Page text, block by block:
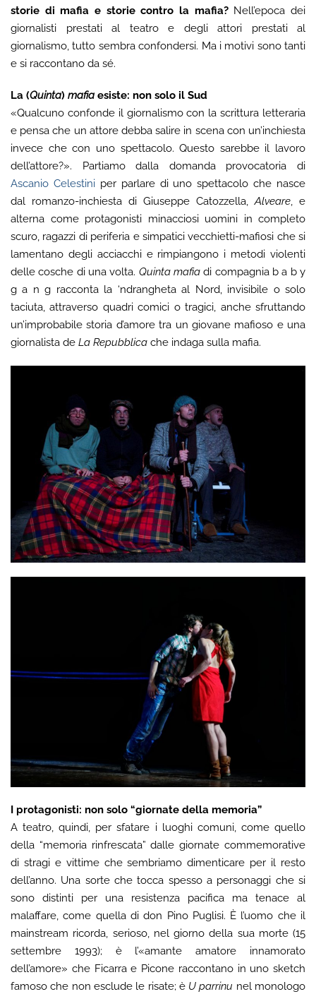
storie di mafia e storie contro la mafia?Nell’epoca dei
giornalisti prestati al teatro e degli attori prestati al
giornalismo, tutto sembra confondersi. Ma i motivi sono tanti
e si raccontano da sé.
La (Quinta) mafiaesiste: non solo il Sud
«Qualcuno confonde il giornalismo con la scrittura letteraria
e pensa che un attore debba salire in scena con un’inchiesta
invece che con uno spettacolo. Questo sarebbe il lavoro
dell’attore?». Partiamo dalla domanda provocatoria di
Ascanio Celestiniper parlare di uno spettacolo che nasce
dal romanzo-inchiesta di Giuseppe Catozzella,Alveare, e
alterna come protagonisti minacciosi uomini in completo
scuro, ragazzi di periferia e simpatici vecchietti-mafiosi che si
lamentano degli acciacchi e rimpiangono i metodi violenti
delle cosche di una volta. Quinta mafia di compagnia b a b y
g a n g racconta la ‘ndrangheta al Nord, invisibile o solo
taciuta, attraverso quadri comici o tragici, anche sfruttando
un’improbabile storia d’amore tra un giovane mafioso e una
giornalista de La Repubblica che indaga sulla mafia.
I protagonisti: non solo “giornate della memoria”
A teatro, quindi, per sfatare i luoghi comuni, come quello
della “memoria rinfrescata” dalle giornate commemorative
di stragi e vittime che sembriamo dimenticare per il resto
dell’anno. Una sorte che tocca spesso a personaggi che si
sono distinti per una resistenza pacifica ma tenace al
malaffare, come quella di don Pino Puglisi. È l’uomo che il
mainstream ricorda, serioso, nel giorno della sua morte (15
settembre 1993); è l’«amante amatore innamorato
dell’amore» che Ficarra e Picone raccontano in uno sketch
famoso che non esclude le risate; è U parrinu nel monologo